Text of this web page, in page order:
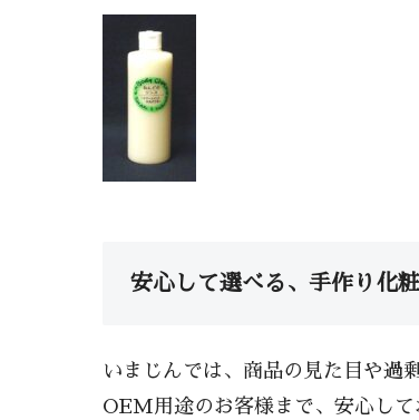
安心して選べる、手作り化
いまじんでは、商品の見た目や過
OEM用途のお客様まで、安心して